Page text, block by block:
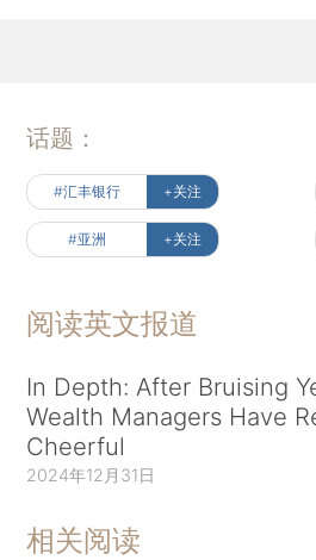
话题：
#汇丰银行 +关注
#亚洲 +关注
阅读英文报道
In Depth: After Bruising
Wealth Managers Have
Cheerful
2024年12月31日
相关阅读